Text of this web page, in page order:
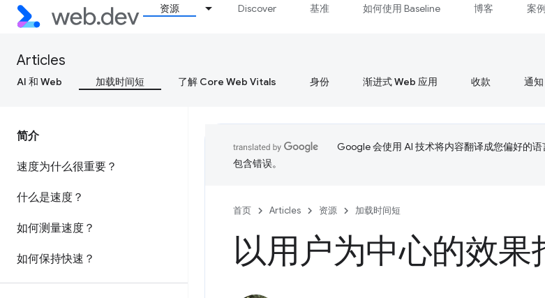
资源 Discover 基准 如何使用 Baseline 博客 案
Articles
AI 和 Web 加载时间短 了解 Core Web Vitals 身份 渐进式 Web 应用 收款 通知
简介
速度为什么很重要？
什么是速度？
如何测量速度？
如何保持快速？
Google 会使用 AI 技术将内容翻译成您偏好的
包含错误。
首页 Articles 资源 加载时间短
以用户为中心的效果